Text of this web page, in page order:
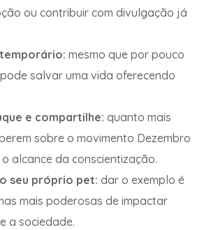
ou contribuir com divulgação já
mesmo que por pouco
salvar uma vida oferecendo
e compartilhe: quanto mais
sobre o movimento Dezembro
alcance da conscientização.
seu próprio pet: dar o exemplo é
mais poderosas de impactar
a sociedade.